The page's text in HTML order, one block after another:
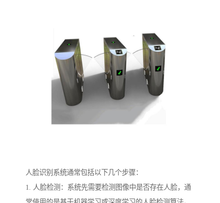
人脸识别系统通常包括以下几个步骤：
1. 人脸检测：系统先需要检测图像中是否存在人脸，通